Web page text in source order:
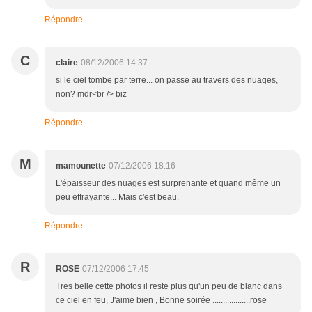
Répondre
C claire 08/12/2006 14:37
si le ciel tombe par terre... on passe au travers des nuages,
non? mdr<br /> biz
Répondre
M mamounette 07/12/2006 18:16
L'épaisseur des nuages est surprenante et quand même un
peu effrayante... Mais c'est beau.
Répondre
R ROSE 07/12/2006 17:45
Tres belle cette photos il reste plus qu'un peu de blanc dans
ce ciel en feu, J'aime bien , Bonne soirée ..................rose